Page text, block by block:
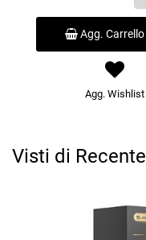
Agg. Carrello
Agg. Wishlist
Visti di Recente